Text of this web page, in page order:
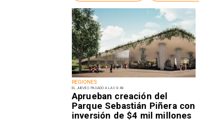
REGIONES
EL JUEVES PASADO A LAS 9:49
Aprueban creación del
Parque Sebastián Piñera con
inversión de $4 mil millones